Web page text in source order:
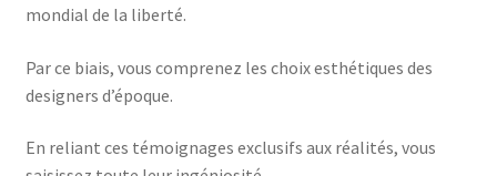
mondial de la liberté.
Par ce biais, vous comprenez les choix esthétiques des
designers d’époque.
En reliant ces témoignages exclusifs aux réalités, vous